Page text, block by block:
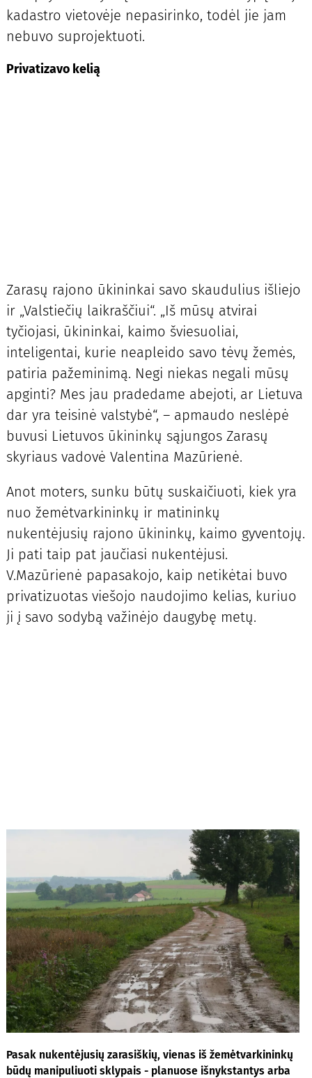
kadastro vietovėje nepasirinko, todėl jie jam
nebuvo suprojektuoti.
Privatizavo kelią
Zarasų rajono ūkininkai savo skaudulius išliejo
ir „Valstiečių laikraščiui“. „Iš mūsų atvirai
tyčiojasi, ūkininkai, kaimo šviesuoliai,
inteligentai, kurie neapleido savo tėvų žemės,
patiria pažeminimą. Negi niekas negali mūsų
apginti? Mes jau pradedame abejoti, ar Lietuva
dar yra teisinė valstybė“, – apmaudo neslėpė
buvusi Lietuvos ūkininkų sąjungos Zarasų
skyriaus vadovė Valentina Mazūrienė.
Anot moters, sunku būtų suskaičiuoti, kiek yra
nuo žemėtvarkininkų ir matininkų
nukentėjusių rajono ūkininkų, kaimo gyventojų.
Ji pati taip pat jaučiasi nukentėjusi.
V.Mazūrienė papasakojo, kaip netikėtai buvo
privatizuotas viešojo naudojimo kelias, kuriuo
ji į savo sodybą važinėjo daugybę metų.
Pasak nukentėjusių zarasiškių, vienas iš žemėtvarkininkų
būdų manipuliuoti sklypais - planuose išnykstantys arba